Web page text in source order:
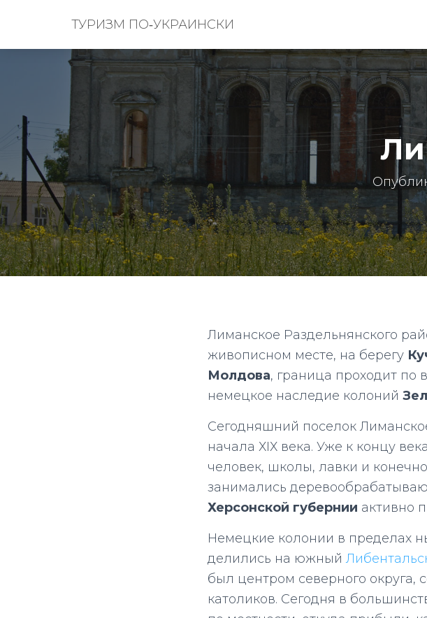
ТУРИЗМ ПО‑УКРАИНСКИ
Лиманское Раздельнянского
живописном месте, на берегу
Молдова, граница проходит по
немецкое наследие колоний
Сегодняшний поселок
начала ХІХ века. Уже к концу
человек, школы, лавки и
занимались
Херсонской губернии активно
Немецкие колонии в пределах
делились на южный
был центром северного округа,
католиков. Сегодня в